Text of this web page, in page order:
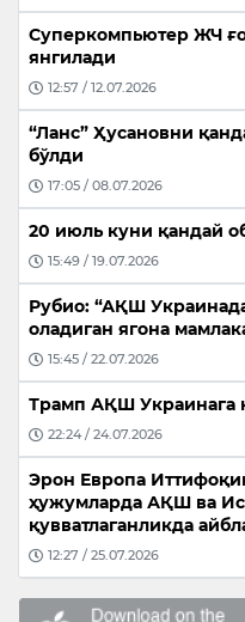
Суперкомпьютер ЖЧ
янгилади
12:57 / 12.07.2026
“Ланс” Ҳусановни
бўлди
17:05 / 08.07.2026
20 июль куни қандай
15:49 / 19.07.2026
Рубио: “АҚШ
оладиган ягона
15:45 / 22.07.2026
Трамп АҚШ Украинага
22:24 / 24.07.2026
Эрон Европа
ҳужумларда АҚШ ва
қувватлаганликда
12:27 / 25.07.2026